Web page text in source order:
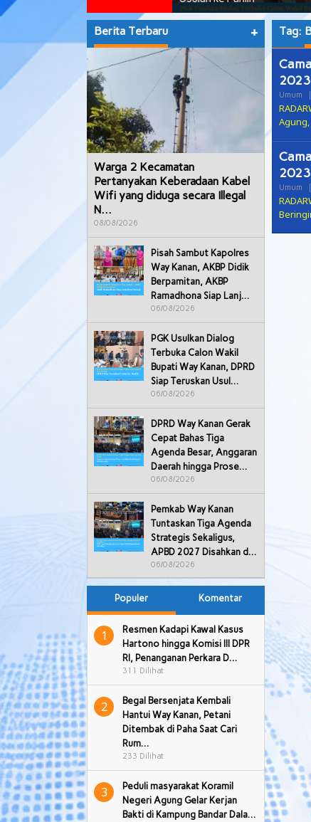
Berita Terbaru +
Warga 2 Kecamatan
Pertanyakan Keberadaan Kabel
Wifi yang diduga secara Illegal
N…
08/08/2026
Pisah Sambut Kapolres
Way Kanan, AKBP Didik
Berpamitan, AKBP
Ramadhona Siap Lanj…
06/08/2026
PGK Usulkan Dialog
Terbuka Calon Wakil
Bupati Way Kanan, DPRD
Siap Teruskan Usul…
06/08/2026
DPRD Way Kanan Gerak
Cepat Bahas Tiga
Agenda Besar, Anggaran
Daerah hingga Prose…
06/08/2026
Pemkab Way Kanan
Tuntaskan Tiga Agenda
Strategis Sekaligus,
APBD 2027 Disahkan d…
06/08/2026
Populer Komentar
1
Resmen Kadapi Kawal Kasus
Hartono hingga Komisi III DPR
RI, Penanganan Perkara D…
311 Dilihat
2
Begal Bersenjata Kembali
Hantui Way Kanan, Petani
Ditembak di Paha Saat Cari
Rum…
233 Dilihat
3
Peduli masyarakat Koramil
Negeri Agung Gelar Kerjan
Bakti di Kampung Bandar Dala…
Tag:
Umum
Umum
Pemkab Way Kanan Tuntaskan Tiga
Agenda Strategis Sekaligus, APBD
Keberadaan